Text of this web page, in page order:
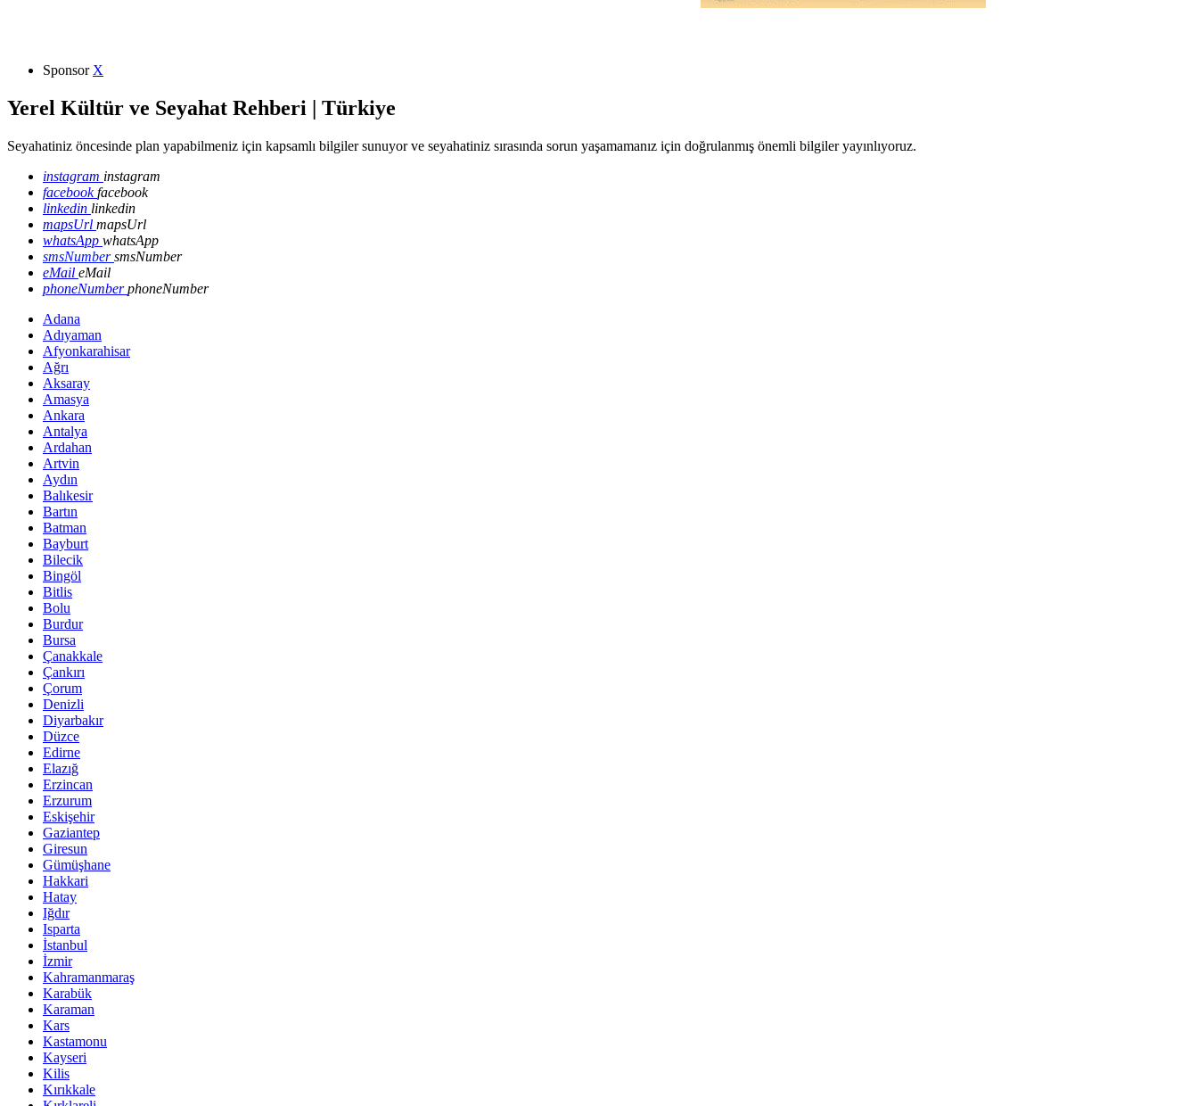
Sponsor X
Yerel Kültür ve Seyahat Rehberi | Türkiye
Seyahatiniz öncesinde plan yapabilmeniz için kapsamlı bilgiler sunuyor ve seyahatiniz sırasında sorun yaşamamanız için doğrulanmış önemli bilgiler yayınlıyoruz.
instagram instagram
facebookfacebook
linkedin linkedin
mapsUrl mapsUrl
whatsApp whatsApp
smsNumbersmsNumber
eMail eMail
phoneNumberphoneNumber
Adana
Adıyaman
Afyonkarahisar
Ağrı
Aksaray
Amasya
Ankara
Antalya
Ardahan
Artvin
Aydın
Balıkesir
Bartın
Batman
Bayburt
Bilecik
Bingöl
Bitlis
Bolu
Burdur
Bursa
Çanakkale
Çankırı
Çorum
Denizli
Diyarbakır
Düzce
Edirne
Elazığ
Erzincan
Erzurum
Eskişehir
Gaziantep
Giresun
Gümüşhane
Hakkari
Hatay
Iğdır
Isparta
İstanbul
İzmir
Kahramanmaraş
Karabük
Karaman
Kars
Kastamonu
Kayseri
Kilis
Kırıkkale